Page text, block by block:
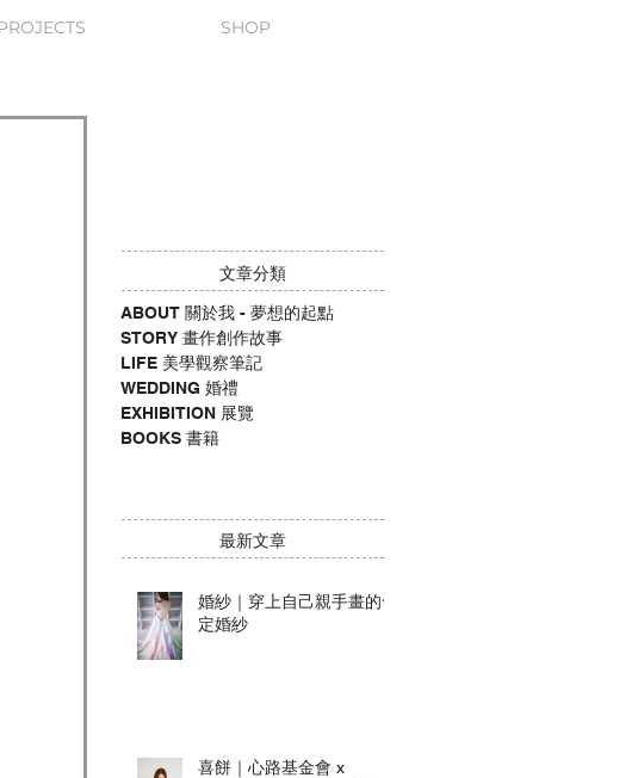
SHOP
​文章分類
ABOUT 關於我 - 夢想的起點
STORY 畫作創作故事
LIFE 美學觀察筆記
WEDDING 婚禮
EXHIBITION 展覽
BOOKS 書籍
​最新文章
婚紗｜穿上自己親手畫的命
定婚紗
喜餅｜心路基金會 x